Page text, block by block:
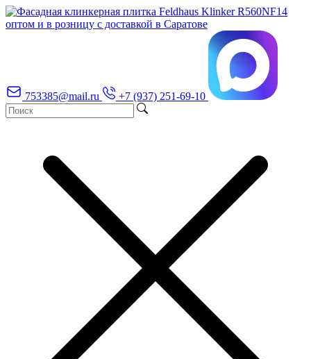
753385@mail.ru +7 (937) 251-69-10